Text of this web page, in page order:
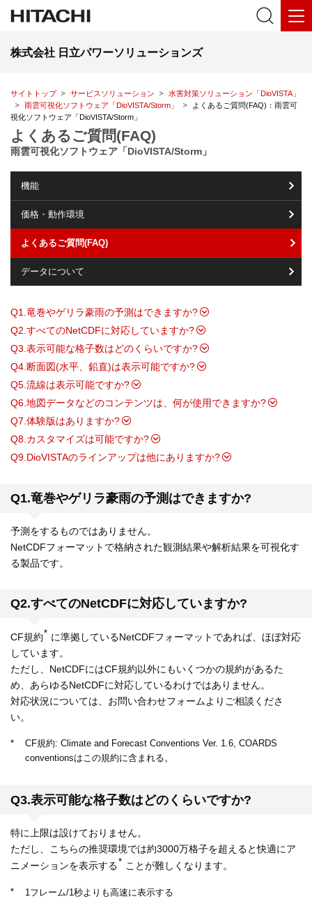
株式会社 日立パワーソリューションズ
サイトトップ サービスソリューション
水害対策ソリューション「DioVISTA」
雨雲可視化ソフトウェア「DioVISTA/Storm」
よくあるご質問(FAQ)：雨雲可
視化ソフトウェア「DioVISTA/Storm」
よくあるご質問(FAQ)
雨雲可視化ソフトウェア「DioVISTA/Storm」
機能
価格・動作環境
よくあるご質問(FAQ)
データについて
Q1.竜巻やゲリラ豪雨の予測はできますか?
Q2.すべてのNetCDFに対応していますか?
Q3.表示可能な格子数はどのくらいですか?
Q4.断面図(水平、鉛直)は表示可能ですか?
Q5.流線は表示可能ですか?
Q6.地図データなどのコンテンツは、何が使用できますか?
Q7.体験版はありますか?
Q8.カスタマイズは可能ですか?
Q9.DioVISTAのラインアップは他にありますか?
Q1.竜巻やゲリラ豪雨の予測はできますか?
予測をするものではありません。
NetCDFフォーマットで格納された観測結果や解析結果を可視化す
る製品です。
Q2.すべてのNetCDFに対応していますか?
CF規約* に準拠しているNetCDFフォーマットであれば、ほぼ対応
しています。
ただし、NetCDFにはCF規約以外にもいくつかの規約があるた
め、あらゆるNetCDFに対応しているわけではありません。
対応状況については、お問い合わせフォームよりご相談くださ
い。
*
CF規約: Climate and Forecast Conventions Ver. 1.6, COARDS
conventionsはこの規約に含まれる。
Q3.表示可能な格子数はどのくらいですか?
特に上限は設けておりません。
ただし、こちらの推奨環境では約3000万格子を超えると快適にア
ニメーションを表示する* ことが難しくなります。
* 1フレーム/1秒よりも高速に表示する